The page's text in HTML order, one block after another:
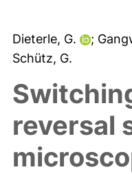
Dieterle, G. ;
Schütz, G.
reversal